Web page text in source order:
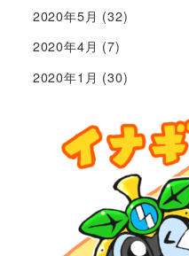
2020年5月 (32)
2020年4月 (7)
2020年1月 (30)